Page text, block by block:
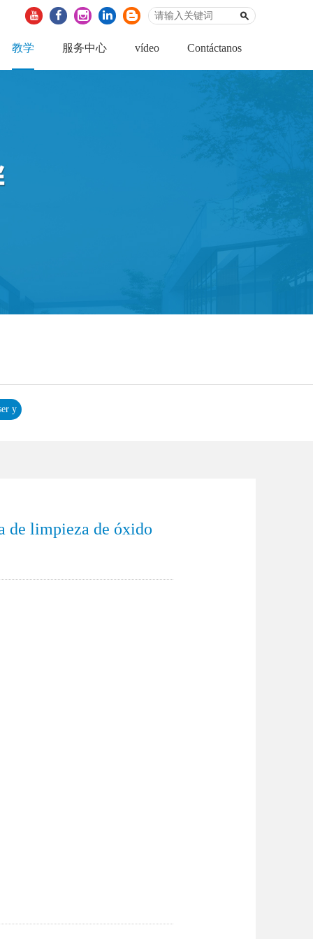
教学 服务中心 vídeo Contáctanos
y
de limpieza de óxido